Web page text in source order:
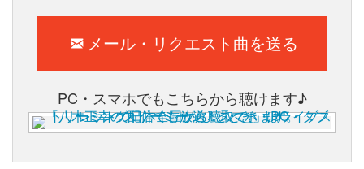
メール・リクエスト曲を送る
PC・スマホでもこちらから聴けます♪